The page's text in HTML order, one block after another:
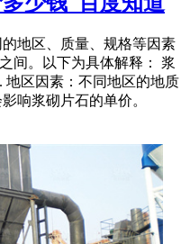
地区、质量、规格等因素
间。以下为具体解释： 浆
地区因素：不同地区的地质
响浆砌片石的单价。